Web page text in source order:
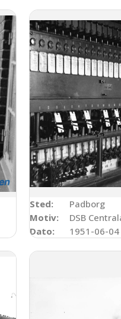
Sted:
Padborg
Motiv:
DSB
Dato:
1951-06-04